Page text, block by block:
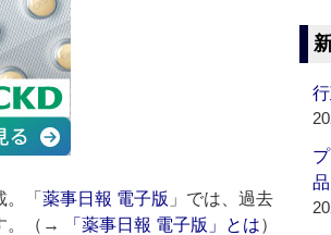
「 薬事日報 電子版 」では、過去
。（→
「薬事日報 電子版」とは）